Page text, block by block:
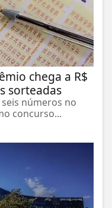
chega a R$
sorteadas
números no
concurso...